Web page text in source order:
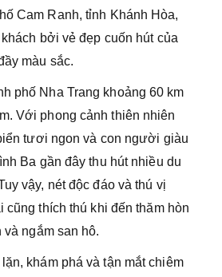
Cam Ranh, tỉnh Khánh Hòa,
bởi vẻ đẹp cuốn hút của
màu sắc.
phố Nha Trang khoảng 60 km
Với phong cảnh thiên nhiên
tươi ngon và con người giàu
Ba gần đây thu hút nhiều du
vậy, nét độc đáo và thú vị
cũng thích thú khi đến thăm hòn
ngắm san hô.
khám phá và tận mắt chiêm